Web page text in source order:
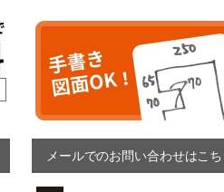
メールでのお問い合わせはこ